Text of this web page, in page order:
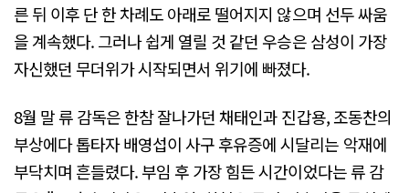
른 뒤 이후 단 한 차례도 아래로 떨어지지 않으며 선두 싸움
을 계속했다. 그러나 쉽게 열릴 것 같던 우승은 삼성이 가장
자신했던 무더위가 시작되면서 위기에 빠졌다.
8월 말 류 감독은 한참 잘나가던 채태인과 진갑용, 조동찬의
부상에다 톱타자 배영섭이 사구 후유증에 시달리는 악재에
부닥치며 흔들렸다. 부임 후 가장 힘든 시간이었다는 류 감